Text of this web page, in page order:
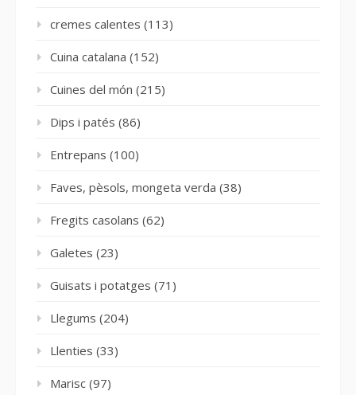
cremes calentes (113)
Cuina catalana (152)
Cuines del món (215)
Dips i patés (86)
Entrepans (100)
Faves, pèsols, mongeta verda (38)
Fregits casolans (62)
Galetes (23)
Guisats i potatges (71)
Llegums (204)
Llenties (33)
Marisc (97)